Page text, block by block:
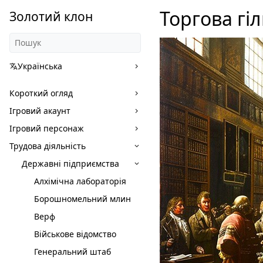
Золотий клон
Українська
Короткий огляд
Ігровий акаунт
Ігровий персонаж
Трудова діяльність
Державні підприємства
Алхімічна лабораторія
Борошномельний млин
Верф
Військове відомство
Генеральний штаб
Торгова